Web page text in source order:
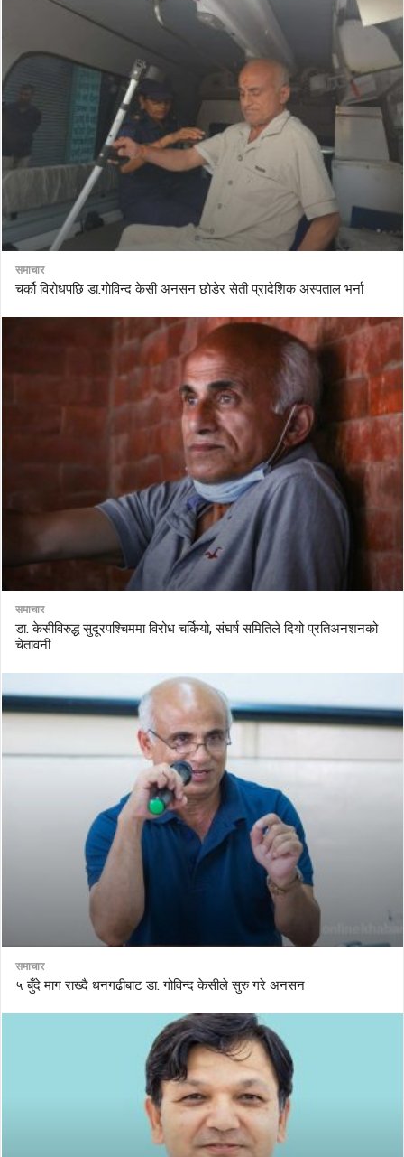
समाचार
चर्को विरोधपछि डा.गोविन्द केसी अनसन छोडेर सेती प्रादेशिक अस्पताल भर्ना
समाचार
डा. केसीविरुद्ध सुदूरपश्चिममा विरोध चर्कियो, संघर्ष समितिले दियो प्रतिअनशनको
चेतावनी
समाचार
५ बुँदे माग राख्दै धनगढीबाट डा. गोविन्द केसीले सुरु गरे अनसन